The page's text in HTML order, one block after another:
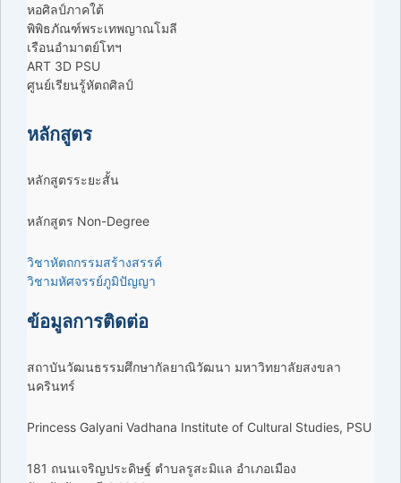
หอศิลป์ภาคใต้
พิพิธภัณฑ์พระเทพญาณโมลี
เรือนอำมาตย์โทฯ
ART 3D PSU
ศูนย์เรียนรู้หัตถศิลป์
หลักสูตร
หลักสูตรระยะสั้น
หลักสูตร Non-Degree
วิชาหัตถกรรมสร้างสรรค์
วิชามหัศจรรย์ภูมิปัญญา
ข้อมูลการติดต่อ
สถาบันวัฒนธรรมศึกษากัลยาณิวัฒนา มหาวิทยาลัยสงขลา
นครินทร์
Princess Galyani Vadhana Institute of Cultural Studies, PSU
181 ถนนเจริญประดิษฐ์ ตำบลรูสะมิแล อำเภอเมือง